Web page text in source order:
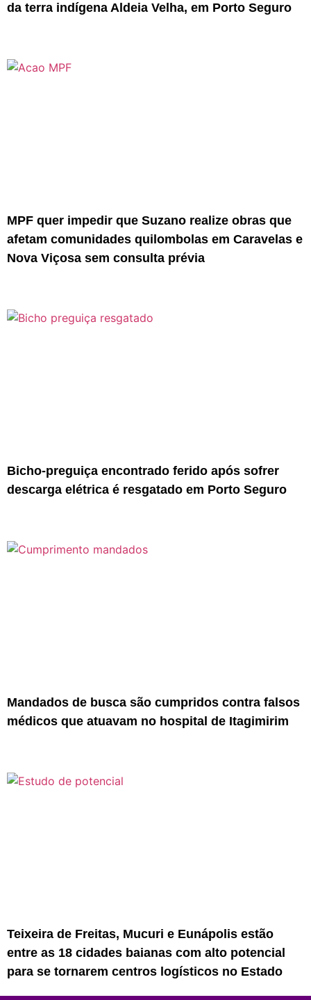
da terra indígena Aldeia Velha, em Porto Seguro
MPF quer impedir que Suzano realize obras que
afetam comunidades quilombolas em Caravelas e
Nova Viçosa sem consulta prévia
Bicho-preguiça encontrado ferido após sofrer
descarga elétrica é resgatado em Porto Seguro
Mandados de busca são cumpridos contra falsos
médicos que atuavam no hospital de Itagimirim
Teixeira de Freitas, Mucuri e Eunápolis estão
entre as 18 cidades baianas com alto potencial
para se tornarem centros logísticos no Estado